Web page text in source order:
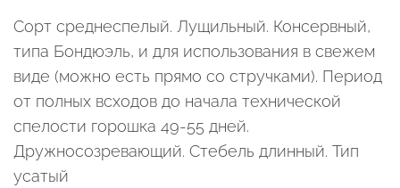
Сорт среднеспелый. Лущильный. Консервный,
типа Бондюэль, и для использования в свежем
виде (можно есть прямо со стручками). Период
от полных всходов до начала технической
спелости горошка 49-55 дней.
Дружносозревающий. Стебель длинный. Тип
усатый